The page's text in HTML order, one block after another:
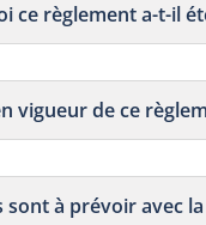
ce règlement a-t-il
vigueur de ce
à prévoir avec